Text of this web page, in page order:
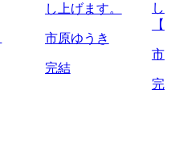
し上げます。
市原ゆうき
完結
し
市
完